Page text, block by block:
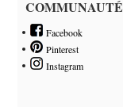
COMMUNAUTÉ
Facebook
Pinterest
Instagram